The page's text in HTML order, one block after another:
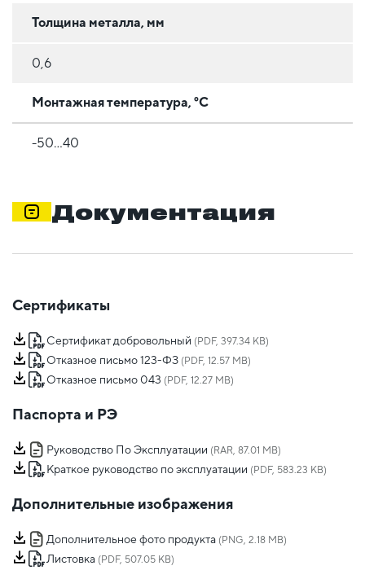
Толщина металла, мм
0,6
Монтажная температура, °C
-50...40
Документация
Сертификаты
Сертификат добровольный (PDF, 397.34 KB)
Отказное письмо 123-ФЗ (PDF, 12.57 MB)
Отказное письмо 043 (PDF, 12.27 MB)
Паспорта и РЭ
Руководство По Эксплуатации (RAR, 87.01 MB)
Краткое руководство по эксплуатации (PDF, 583.23 KB)
Дополнительные изображения
Дополнительное фото продукта (PNG, 2.18 MB)
Листовка (PDF, 507.05 KB)